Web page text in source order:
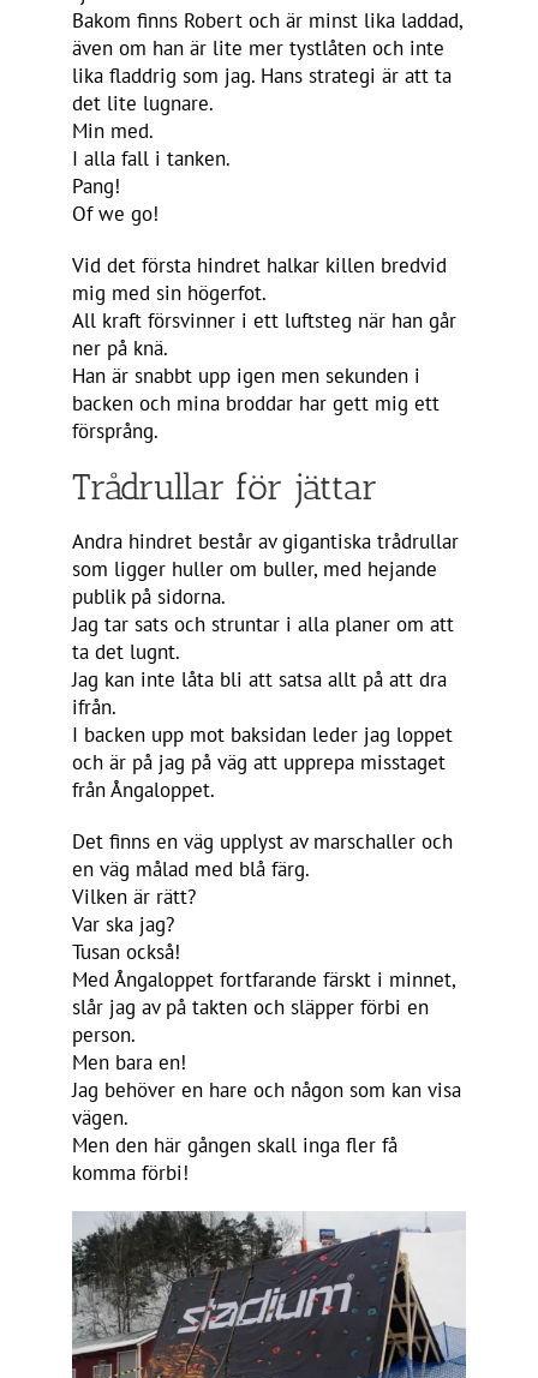
Bakom finns Robert och är minst lika laddad,
även om han är lite mer tystlåten och inte
lika fladdrig som jag. Hans strategi är att ta
det lite lugnare.
Min med.
I alla fall i tanken.
Pang!
Of we go!
Vid det första hindret halkar killen bredvid
mig med sin högerfot.
All kraft försvinner i ett luftsteg när han går
ner på knä.
Han är snabbt upp igen men sekunden i
backen och mina broddar har gett mig ett
försprång.
Trådrullar för jättar
Andra hindret består av gigantiska trådrullar
som ligger huller om buller, med hejande
publik på sidorna.
Jag tar sats och struntar i alla planer om att
ta det lugnt.
Jag kan inte låta bli att satsa allt på att dra
ifrån.
I backen upp mot baksidan leder jag loppet
och är på jag på väg att upprepa misstaget
från Ångaloppet.
Det finns en väg upplyst av marschaller och
en väg målad med blå färg.
Vilken är rätt?
Var ska jag?
Tusan också!
Med Ångaloppet fortfarande färskt i minnet,
slår jag av på takten och släpper förbi en
person.
Men bara en!
Jag behöver en hare och någon som kan visa
vägen.
Men den här gången skall inga fler få
komma förbi!